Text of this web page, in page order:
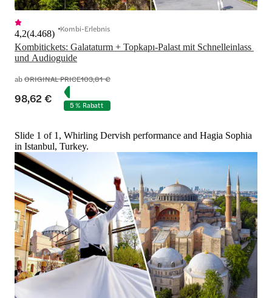
Kombitickets: Galataturm + Topkapı-Palast mit Schnelleinlass
und Audioguide
4,2(4.468) Kombi-Erlebnis
abORIGINAL PRICE103,81 €
98,62 € 5 % Rabatt
Slide 1 of 1, Whirling Dervish performance and Hagia Sophia
in Istanbul, Turkey.